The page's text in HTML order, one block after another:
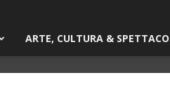
ARTE, CULTURA &